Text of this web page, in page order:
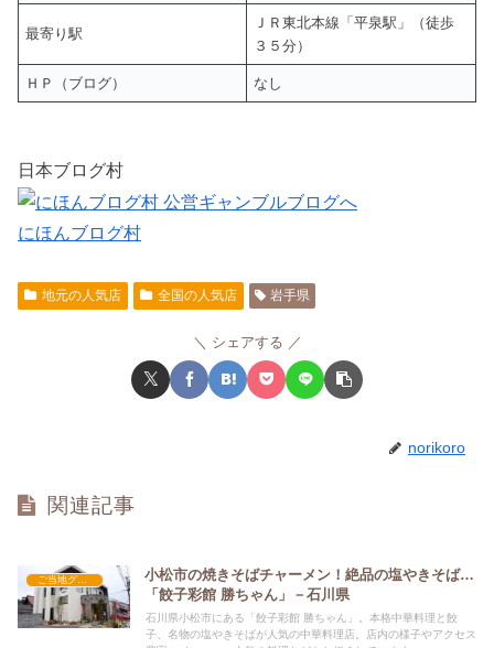
最寄り駅
ＪＲ東北本線「平泉駅」（徒歩
３５分）
ＨＰ（ブログ） なし
日本ブログ村
にほんブログ村
地元の人気店 全国の人気店 岩手県
シェアする
norikoro
関連記事
小松市の焼きそばチャーメン！絶品の塩やきそば…
「餃子彩館 勝ちゃん」－石川県
石川県小松市にある「餃子彩館 勝ちゃん」。本格中華料理と餃
子、名物の塩やきそばが人気の中華料理店。店内の様子やアクセス